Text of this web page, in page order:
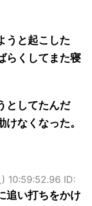
うと起こした
らくしてまた寝
としてたんだ
なくなった。
10:59:52.96 ID:
追い打ちをかけ